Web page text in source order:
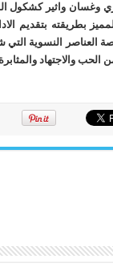
وغسان واثير كشكول
بطريقته بتقديم
العناصر النسوية
الحب والاجتهاد